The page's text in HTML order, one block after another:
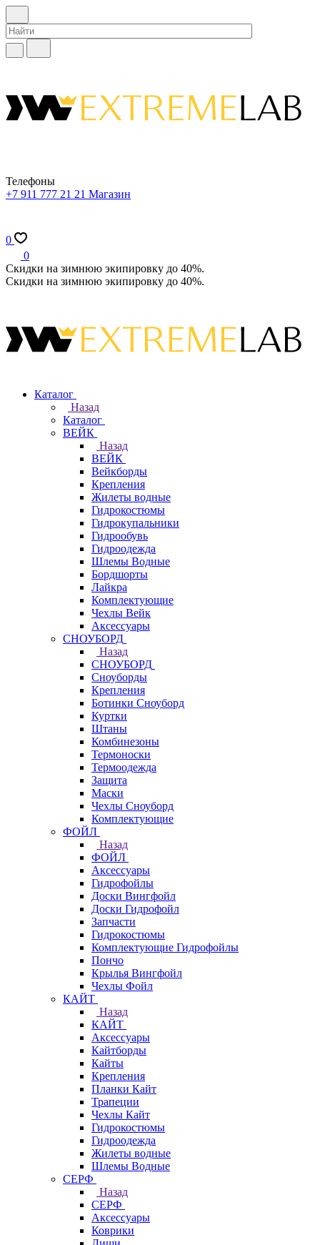
Телефоны
+7 911 777 21 21 Магазин
0
0
Скидки на зимнюю экипировку до 40%.
Скидки на зимнюю экипировку до 40%.
Каталог
Назад
Каталог
ВЕЙК
Назад
ВЕЙК
Вейкборды
Крепления
Жилеты водные
Гидрокостюмы
Гидрокупальники
Гидрообувь
Гидроодежда
Шлемы Водные
Бордшорты
Лайкра
Комплектующие
Чехлы Вейк
Аксессуары
СНОУБОРД
Назад
СНОУБОРД
Сноуборды
Крепления
Ботинки Сноуборд
Куртки
Штаны
Комбинезоны
Термоноски
Термоодежда
Защита
Маски
Чехлы Сноуборд
Комплектующие
ФОЙЛ
Назад
ФОЙЛ
Аксессуары
Гидрофойлы
Доски Вингфойл
Доски Гидрофойл
Запчасти
Гидрокостюмы
Комплектующие Гидрофойлы
Пончо
Крылья Вингфойл
Чехлы Фойл
КАЙТ
Назад
КАЙТ
Аксессуары
Кайтборды
Кайты
Крепления
Планки Кайт
Трапеции
Чехлы Кайт
Гидрокостюмы
Гидроодежда
Жилеты водные
Шлемы Водные
СЕРФ
Назад
СЕРФ
Аксессуары
Коврики